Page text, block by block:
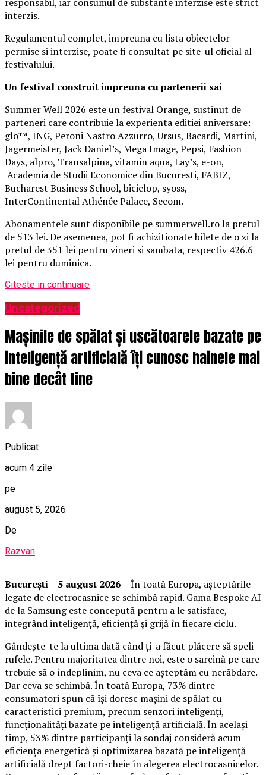
interzis.
Regulamentul complet, impreuna cu lista obiectelor
permise si interzise, poate fi consultat pe site-ul oficial al
festivalului.
Un festival construitimpreuna cu partenerii sai
Summer Well 2026 este un festival Orange, sustinut de
parteneri care contribuie la experienta editiei aniversare:
glo™, ING, Peroni Nastro Azzurro, Ursus, Bacardi, Martini,
Jagermeister, Jack Daniel’s, Mega Image, Pepsi, Fashion
Days, alpro, Transalpina, vitamin aqua, Lay’s, e-on,
Academia de Studii Economice din Bucuresti, FABIZ,
Bucharest Business School, biciclop, syoss,
InterContinental Athénée Palace, Secom.
Abonamentele sunt disponibile pe summerwell.ro la pretul
de 513 lei. De asemenea, pot fi achizitionate bilete de o zi la
pretul de 351 lei pentru vineri si sambata, respectiv 426.6
lei pentru duminica.
Citeste in continuare
Uncategorized
Mașinile de spălat și uscătoarele bazate pe
inteligență artificială îți cunosc hainele mai
bine decât tine
Publicat
acum 4 zile
pe
august 5, 2026
De
Razvan
București – 5 august 2026 – În toată Europa, așteptările
legate de electrocasnice se schimbă rapid. Gama Bespoke AI
de la Samsung este concepută pentru a le satisface,
integrând inteligență, eficiență și grijă în fiecare ciclu.
Gândește-te la ultima dată când ți-a făcut plăcere să speli
rufele. Pentru majoritatea dintre noi, este o sarcină pe care
trebuie să o îndeplinim, nu ceva ce așteptăm cu nerăbdare.
Dar ceva se schimbă. În toată Europa, 73% dintre
consumatori spun că își doresc mașini de spălat cu
caracteristici premium, precum senzori inteligenți,
funcționalități bazate pe inteligență artificială. În același
timp, 53% dintre participanți la sondaj consideră acum
eficiența energetică și optimizarea bazată pe inteligență
artificială drept factori-cheie în alegerea electrocasnicelor.